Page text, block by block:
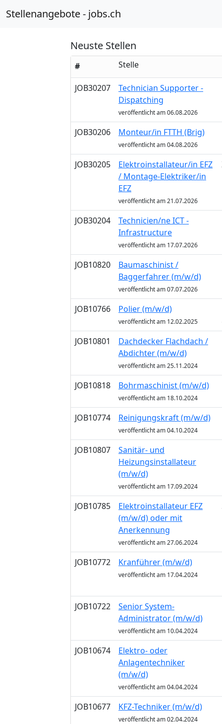
Stellenangebote - jobs.ch
Neuste Stellen
# Stelle
JOB30207
Technician Supporter -
Dispatching
veröffentlicht am 06.08.2026
JOB30206 Monteur/in FTTH (Brig)
veröffentlicht am 04.08.2026
JOB30205
Elektroinstallateur/in EFZ
/ Montage-Elektriker/in
EFZ
veröffentlicht am 21.07.2026
JOB30204
Technicien/ne ICT -
Infrastructure
veröffentlicht am 17.07.2026
JOB10820
Baumaschinist /
Baggerfahrer (m/w/d)
veröffentlicht am 07.07.2026
JOB10766 Polier (m/w/d)
veröffentlicht am 12.02.2025
JOB10801
Dachdecker Flachdach /
Abdichter (m/w/d)
veröffentlicht am 25.11.2024
JOB10818 Bohrmaschinist (m/w/d)
veröffentlicht am 18.10.2024
JOB10774 Reinigungskraft (m/w/d)
veröffentlicht am 04.10.2024
JOB10807
Sanitär- und
Heizungsinstallateur
(m/w/d)
veröffentlicht am 17.09.2024
JOB10785
Elektroinstallateur EFZ
(m/w/d) oder mit
Anerkennung
veröffentlicht am 27.06.2024
JOB10772 Kranführer (m/w/d)
veröffentlicht am 17.04.2024
JOB10722
Senior System-
Administrator (m/w/d)
veröffentlicht am 10.04.2024
JOB10674
Elektro- oder
Anlagentechniker
(m/w/d)
veröffentlicht am 04.04.2024
JOB10677 KFZ-Techniker (m/w/d)
veröffentlicht am 02.04.2024